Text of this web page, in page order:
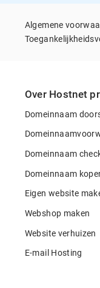
Algemene
Over Hostnet
Domeinnaam
Domeinnaam
Domeinnaam
Eigen website
Webshop maken
Website verhuizen
E-mail Hosting